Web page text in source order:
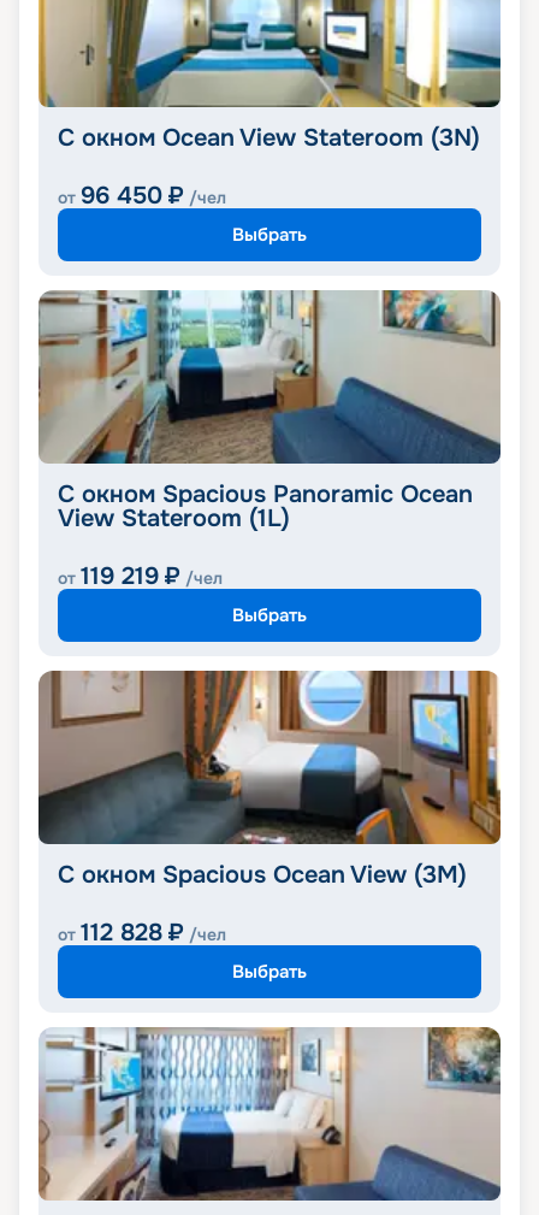
С окном Ocean View Stateroom (3N)
от 96 450 ₽ /чел
Выбрать
С окном Spacious Panoramic Ocean
View Stateroom (1L)
от 119 219 ₽ /чел
Выбрать
С окном Spacious Ocean View (3M)
от 112 828 ₽ /чел
Выбрать